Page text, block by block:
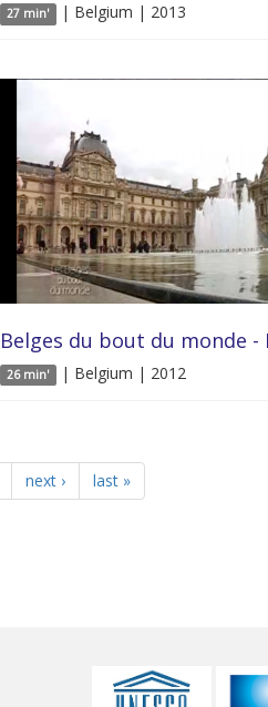
27 min' | Belgium | 2013
Belges du bout du monde -
26 min' | Belgium | 2012
next › last »